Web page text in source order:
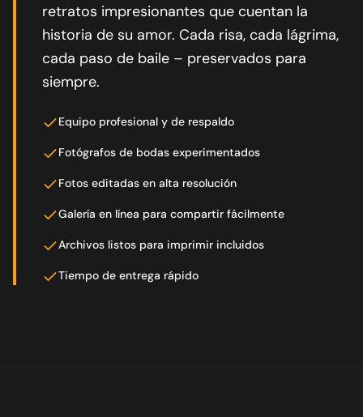
retratos impresionantes que cuentan la
historia de su amor. Cada risa, cada lágrima,
cada paso de baile – preservados para
siempre.
Equipo profesional y de respaldo
Fotógrafos de bodas experimentados
Fotos editadas en alta resolución
Galería en línea para compartir fácilmente
Archivos listos para imprimir incluidos
Tiempo de entrega rápido